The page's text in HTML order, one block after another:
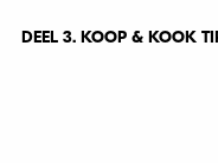
DEEL 3. KOOP & KOOK